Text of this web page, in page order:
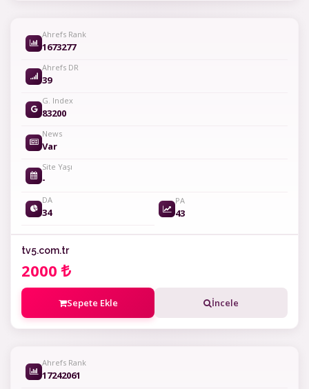
Ahrefs Rank
1673277
Ahrefs DR
39
G. Index
83200
News
Var
Site Yaşı
-
DA
34
PA
43
tv5.com.tr
2000
Sepete Ekle İncele
Ahrefs Rank
17242061